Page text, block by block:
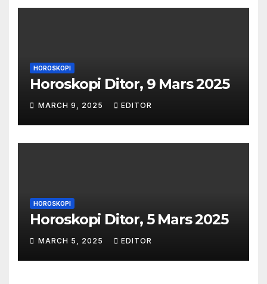
HOROSKOPI
Horoskopi Ditor, 9 Mars 2025
MARCH 9, 2025 EDITOR
HOROSKOPI
Horoskopi Ditor, 5 Mars 2025
MARCH 5, 2025 EDITOR